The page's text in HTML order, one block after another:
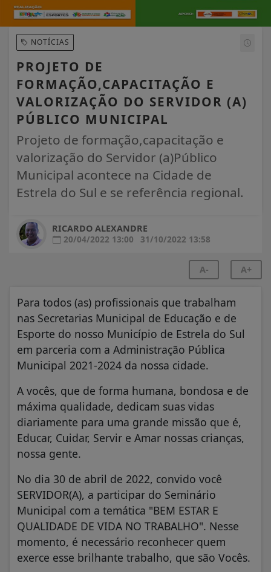
NOTÍCIAS
PROJETO DE
FORMAÇÃO,CAPACITAÇÃO E
VALORIZAÇÃO DO SERVIDOR (A)
PÚBLICO MUNICIPAL
Projeto de formação,capacitação e
valorização do Servidor (a)Público
Municipal acontece na Cidade de
Estrela do Sul e se referência regional.
RICARDO ALEXANDRE
20/04/2022 13:00
31/10/2022 13:58
A- A+
Para todos (as) profissionais que trabalham
nas Secretarias Municipal de Educação e de
Esporte do nosso Município de Estrela do Sul
em parceria com a Administração Pública
Municipal 2021-2024 da nossa cidade.
A vocês, que de forma humana, bondosa e de
máxima qualidade, dedicam suas vidas
diariamente para uma grande missão que é,
Educar, Cuidar, Servir e Amar nossas crianças,
nossa gente.
No dia 30 de abril de 2022, convido você
SERVIDOR(A), a participar do Seminário
Municipal com a temática "BEM ESTAR E
QUALIDADE DE VIDA NO TRABALHO". Nesse
momento, é necessário reconhecer quem
exerce esse brilhante trabalho, que são Vocês.